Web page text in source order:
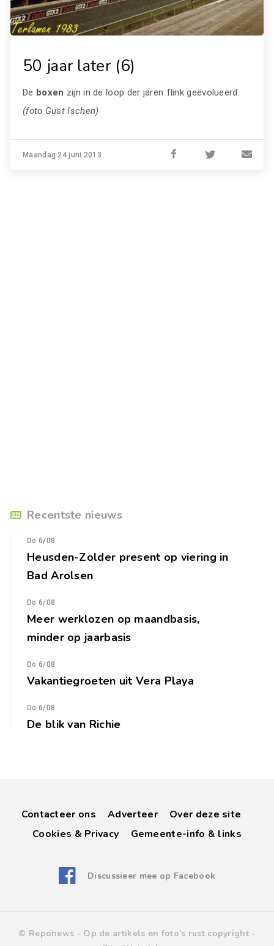
50 jaar later (6)
De boxen zijn in de loop der jaren flink geëvolueerd.
(foto Gust Ischen)
Maandag 24 juni 2013
Recentste nieuws
Do 6/08
Heusden-Zolder present op viering in
Bad Arolsen
Do 6/08
Meer werklozen op maandbasis,
minder op jaarbasis
Do 6/08
Vakantiegroeten uit Vera Playa
Do 6/08
De blik van Richie
Contacteer ons Adverteer
Over deze site
Cookies & Privacy
Gemeente-info & links
Discussieer mee op Facebook
© Reponews - Op de artikels en foto’s rust copyright -